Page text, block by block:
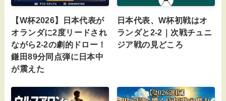
【W杯2026】日本代表が
オランダに2度リードされ
ながら2-2の劇的ドロー！
鎌田89分同点弾に日本中
が震えた
日本代表、W杯初戦はオ
ランダと2-2｜次戦チュニ
ジア戦の見どころ